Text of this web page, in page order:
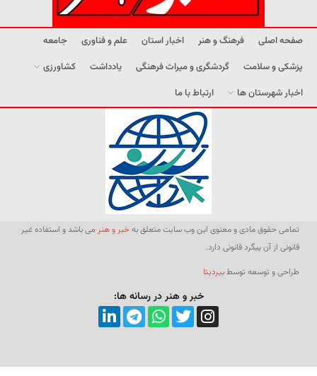
صفحه اصلی فرهنگ و هنر اخبار استان علم و فناوری
جامعه
پزشکی و سلامت
گردشگری و میراث فرهنگی یادداشت
کشاورزی
اخبار شهرستان ها
ارتباط با ما
تمامی حقوق مادی و معنوی این وب سایت متعلق بهخبر و هنر می باشد و استفاده غیر
قانونی از آن پیگرد قانونی دارد.
طراحی و توسعه توسطبیردیتا
خبر و هنر در رسانه ها: